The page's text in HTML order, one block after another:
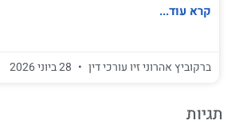
קרא עוד...
ברקוביץ אהרוני זיו עורכי דין
תגיות